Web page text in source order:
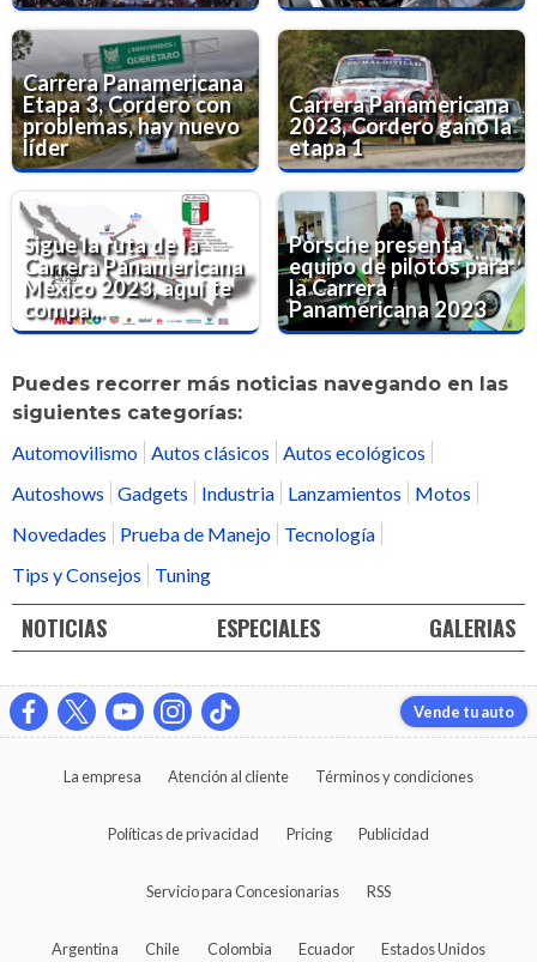
Carrera Panamericana
Etapa 3, Cordero con
problemas, hay nuevo
líder
Carrera Panamericana
2023, Cordero ganó la
etapa 1
Sigue la ruta de la
Carrera Panamericana
México 2023, aquí te
compa...
Porsche presenta
equipo de pilotos para
la Carrera
Panamericana 2023
Puedes recorrer más noticias navegando en las
siguientes categorías:
Automovilismo Autos clásicos
Autos ecológicos
Autoshows
Gadgets Industria Lanzamientos
Motos
Novedades
Prueba de Manejo
Tecnología
Tips y Consejos
Tuning
NOTICIAS ESPECIALES GALERIAS
Vende tu auto
La empresa Atención al cliente Términos y condiciones
Políticas de privacidad Pricing Publicidad
Servicio para Concesionarias RSS
Argentina Chile Colombia Ecuador Estados Unidos